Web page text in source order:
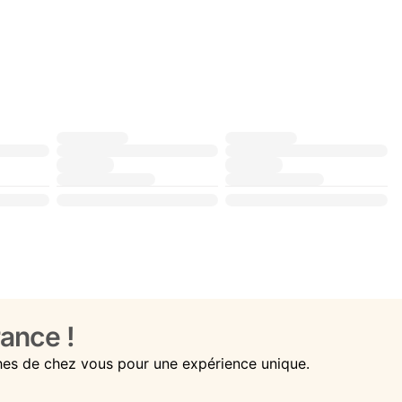
!
de chez vous pour une expérience unique.